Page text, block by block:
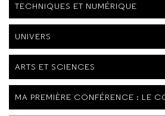
TECHNIQUES ET NUMÉRIQUE
UNIVERS
ARTS ET SCIENCES
MA PREMIÈRE CONFÉRENCE : LE